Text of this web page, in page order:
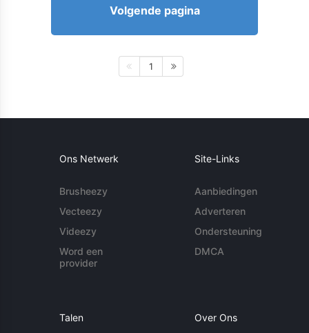
Volgende pagina
1
Ons Netwerk
Brusheezy
Vecteezy
Videezy
Word een
provider
Site-Links
Aanbiedingen
Adverteren
Ondersteuning
DMCA
Talen Over Ons